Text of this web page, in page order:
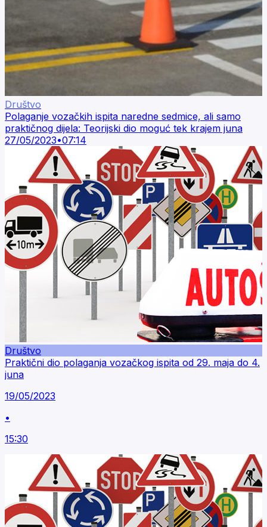
Društvo
Polaganje vozačkih ispita naredne sedmice, ali samo
praktičnog dijela: Teorijski dio moguć tek krajem juna
27/05/2023•07:14
Društvo
Praktični dio polaganja vozačkog ispita od 29. maja do 4.
juna
19/05/2023
•
15:30